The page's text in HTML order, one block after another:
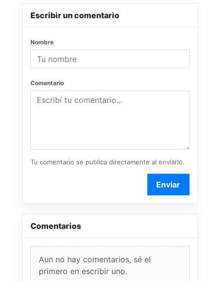
Escribir un comentario
Nombre
Comentario
Tu comentario se publica directamente al enviarlo.
Enviar
Comentarios
Aun no hay comentarios, sé el
primero en escribir uno.